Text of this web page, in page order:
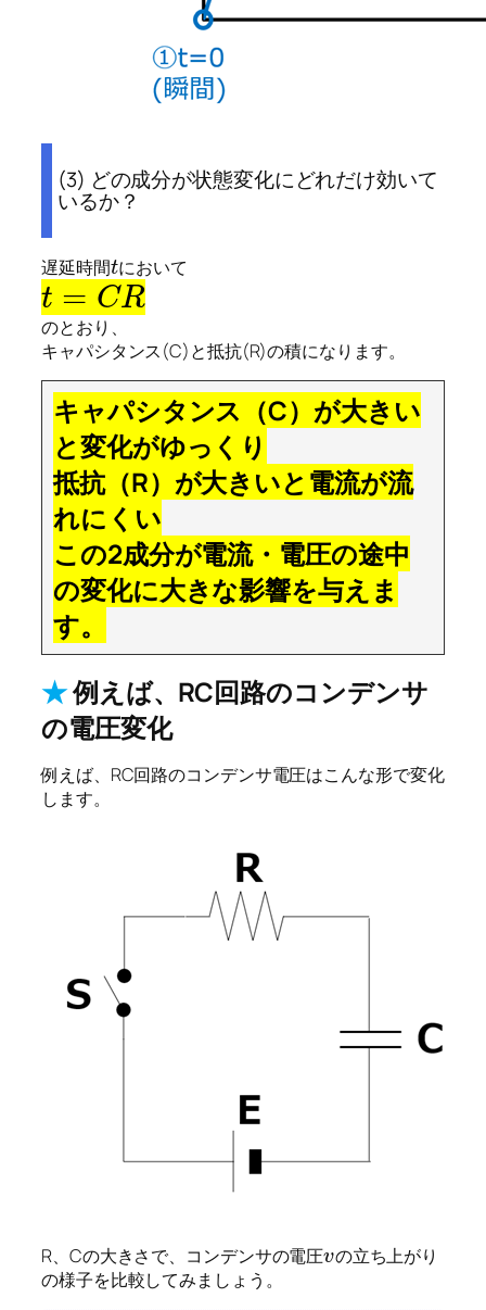
(3) どの成分が状態変化にどれだけ効いて
いるか？
遅延時間tにおいて
t = CR
のとおり、
キャパシタンス(C)と抵抗(R)の積になります。
キャパシタンス（C）が大きい
と変化がゆっくり
抵抗（R）が大きいと電流が流
れにくい
この2成分が電流・電圧の途中
の変化に大きな影響を与えま
す。
★例えば、RC回路のコンデンサ
の電圧変化
例えば、RC回路のコンデンサ電圧はこんな形で変化
します。
R、Cの大きさで、コンデンサの電圧vの立ち上がり
の様子を比較してみましょう。